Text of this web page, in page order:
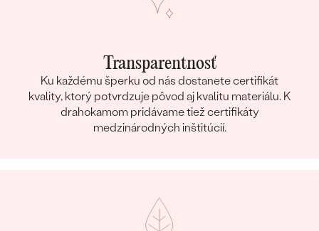
Transparentnosť
Ku každému šperku od nás dostanete certifikát
kvality, ktorý potvrdzuje pôvod aj kvalitu materiálu. K
drahokamom pridávame tiež certifikáty
medzinárodných inštitúcií.